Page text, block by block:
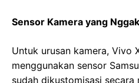
Sensor Kamera yang
Untuk urusan kamera, Vivo
menggunakan sensor
sudah dikustomisasi secara